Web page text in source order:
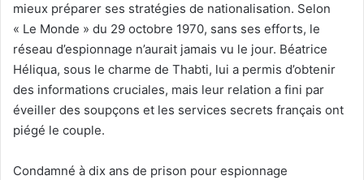
mieux préparer ses stratégies de nationalisation. Selon
« Le Monde » du 29 octobre 1970, sans ses efforts, le
réseau d’espionnage n’aurait jamais vu le jour. Béatrice
Héliqua, sous le charme de Thabti, lui a permis d’obtenir
des informations cruciales, mais leur relation a fini par
éveiller des soupçons et les services secrets français ont
piégé le couple.
Condamné à dix ans de prison pour espionnage